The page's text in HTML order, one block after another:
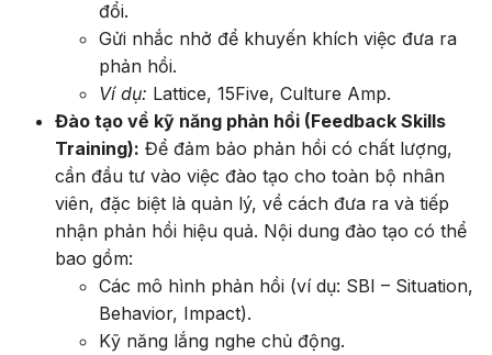
đổi.
Gửi nhắc nhở để khuyến khích việc đưa ra
phản hồi.
Ví dụ: Lattice, 15Five, Culture Amp.
Đào tạo về kỹ năng phản hồi (Feedback Skills
Training): Để đảm bảo phản hồi có chất lượng,
cần đầu tư vào việc đào tạo cho toàn bộ nhân
viên, đặc biệt là quản lý, về cách đưa ra và tiếp
nhận phản hồi hiệu quả. Nội dung đào tạo có thể
bao gồm:
Các mô hình phản hồi (ví dụ: SBI – Situation,
Behavior, Impact).
Kỹ năng lắng nghe chủ động.